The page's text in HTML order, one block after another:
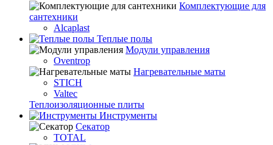
Комплектующие для
сантехники
Alcaplast
Теплые полы
Модули управления
Oventrop
Нагревательные маты
STICH
Valtec
Теплоизоляционные плиты
Инструменты
Секатор
TOTAL